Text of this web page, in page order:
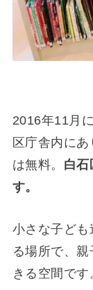
2016年11月
区庁舎内に
は無料。 白石
す。
小さな子ども
る場所で、
きる空間で